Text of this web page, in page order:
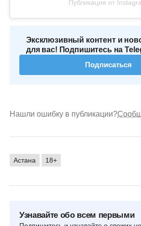
Публикация от
Эксклюзивный контент и
для вас! Подпишитесь на
Подписаться
Нашли ошибку в публикации?
Астана 18+
Узнавайте обо всем первыми